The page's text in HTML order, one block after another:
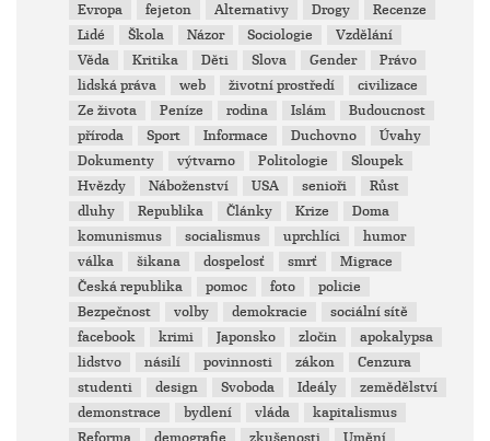
Evropa
fejeton Alternativy Drogy
Recenze
Lidé
Škola Názor Sociologie
Vzdělání
Věda
Kritika Děti Slova Gender
Právo
lidská práva
web životní prostředí
civilizace
Ze života
Peníze rodina Islám
Budoucnost
příroda
Sport Informace Duchovno
Úvahy
Dokumenty
výtvarno Politologie
Sloupek
Hvězdy
Náboženství USA senioři
Růst
dluhy
Republika Články Krize
Doma
komunismus
socialismus uprchlíci
humor
válka
šikana dospelosť smrť
Migrace
Česká republika
pomoc foto
policie
Bezpečnost
volby demokracie
sociální sítě
facebook
krimi Japonsko zločin
apokalypsa
lidstvo
násilí povinnosti zákon
Cenzura
studenti
design Svoboda Ideály
zemědělství
demonstrace
bydlení vláda
kapitalismus